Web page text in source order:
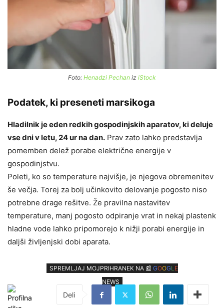
Foto: Henadzi Pechan iz iStock
Podatek, ki preseneti marsikoga
Hladilnik je eden redkih gospodinjskih aparatov, ki deluje
vse dni v letu, 24 ur na dan. Prav zato lahko predstavlja
pomemben delež porabe električne energije v
gospodinjstvu.
Poleti, ko so temperature najvišje, je njegova obremenitev
še večja. Torej za bolj učinkovito delovanje pogosto niso
potrebne drage rešitve. Že pravilna nastavitev
temperature, manj pogosto odpiranje vrat in nekaj plastenk
hladne vode lahko pripomorejo k nižji porabi energije in
daljši življenjski dobi aparata.
SPREMLJAJ MOJPRIHRANEK NA 📰 GOOGLE
NEWS